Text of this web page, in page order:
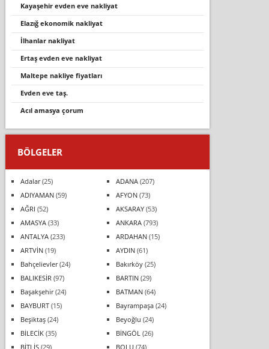
kayaşehir evden eve nakliyat
elazığ ekonomik nakliyat
i̇lhanlar nakli̇yat
ertaş evden eve nakliyat
maltepe nakliye fiyatları
evden eve taş.
acil amasya çorum
BÖLGELER
Adalar(25) ADANA(207)
ADIYAMAN(59) AFYON(73)
AĞRI (52) AKSARAY(53)
AMASYA(33) ANKARA(793)
ANTALYA(233) ARDAHAN(15)
ARTVİN(19) AYDIN(61)
Bahçelievler(24) Bakırköy(25)
BALIKESİR (97) BARTIN(29)
Başakşehir(24) BATMAN(64)
BAYBURT(15) Bayrampaşa(24)
Beşiktaş(24) Beyoğlu (24)
BİLECİK(35) BİNGÖL (26)
BİTLİS(29) BOLU (74)